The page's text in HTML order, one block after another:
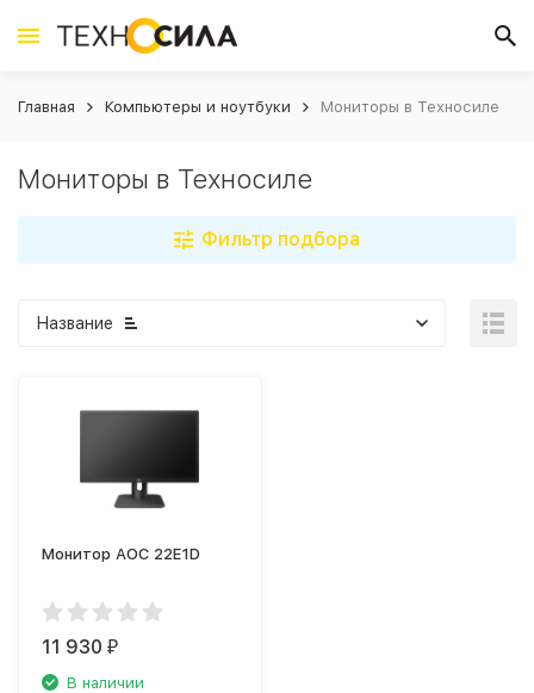
Главная Компьютеры и ноутбуки Мониторы в Техносиле
Мониторы в Техносиле
Фильтр подбора
Название
Монитор AOC 22E1D
11 930₽
В наличии